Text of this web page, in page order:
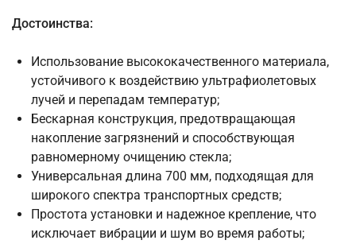
Достоинства:
Использование высококачественного материала,
устойчивого к воздействию ультрафиолетовых
лучей и перепадам температур;
Бескарная конструкция, предотвращающая
накопление загрязнений и способствующая
равномерному очищению стекла;
Универсальная длина 700 мм, подходящая для
широкого спектра транспортных средств;
Простота установки и надежное крепление, что
исключает вибрации и шум во время работы;